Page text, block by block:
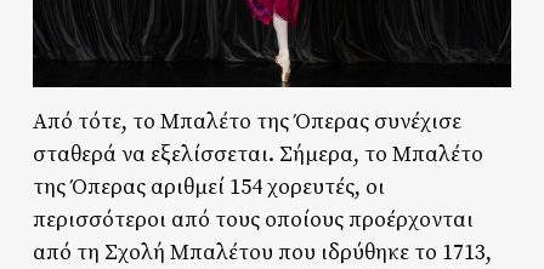
Από τότε, το Μπαλέτο της Όπερας συνέχισε
σταθερά να εξελίσσεται. Σήμερα, το Μπαλέτο
της Όπερας αριθμεί 154 χορευτές, οι
περισσότεροι από τους οποίους προέρχονται
από τη Σχολή Μπαλέτου που ιδρύθηκε το 1713,